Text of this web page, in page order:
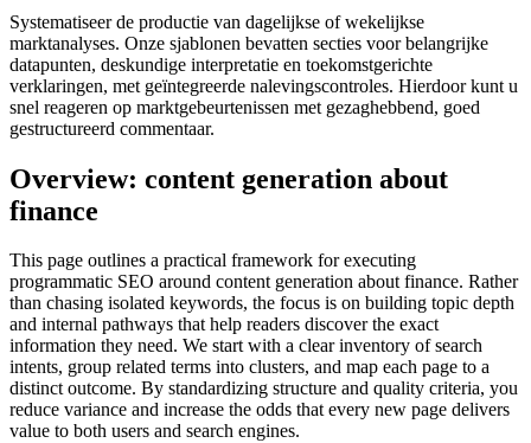
Systematiseer de productie van dagelijkse of wekelijkse
marktanalyses. Onze sjablonen bevatten secties voor belangrijke
datapunten, deskundige interpretatie en toekomstgerichte
verklaringen, met geïntegreerde nalevingscontroles. Hierdoor kunt u
snel reageren op marktgebeurtenissen met gezaghebbend, goed
gestructureerd commentaar.
Overview: content generation about
finance
This page outlines a practical framework for executing
programmatic SEO around content generation about finance. Rather
than chasing isolated keywords, the focus is on building topic depth
and internal pathways that help readers discover the exact
information they need. We start with a clear inventory of search
intents, group related terms into clusters, and map each page to a
distinct outcome. By standardizing structure and quality criteria, you
reduce variance and increase the odds that every new page delivers
value to both users and search engines.